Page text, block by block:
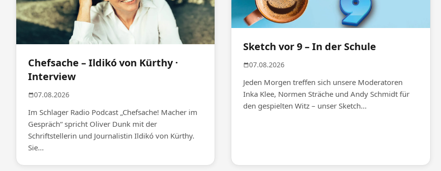
Chefsache – Ildikó von Kürthy ·
Interview
07.08.2026
Im Schlager Radio Podcast „Chefsache! Macher im
Gespräch“ spricht Oliver Dunk mit der
Schriftstellerin und Journalistin Ildikó von Kürthy.
Sie...
Sketch vor 9 – In der Schule
07.08.2026
Jeden Morgen treffen sich unsere Moderatoren
Inka Klee, Normen Sträche und Andy Schmidt für
den gespielten Witz – unser Sketch...